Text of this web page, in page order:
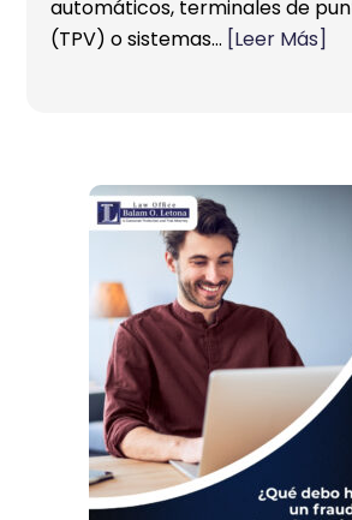
automáticos, terminales de
(TPV) o sistemas… [Leer Más]